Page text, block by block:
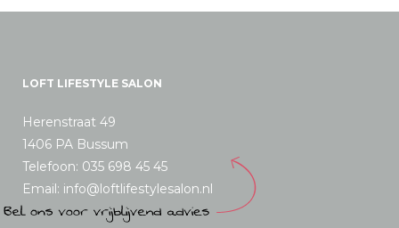
LOFT LIFESTYLE SALON
Herenstraat 49
1406 PA Bussum
Telefoon: 035 698 45 45
Email: info@loftlifestylesalon.nl